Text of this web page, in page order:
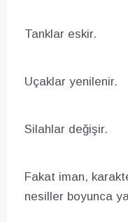
Tanklar eskir.
Uçaklar yenilenir.
Silahlar değişir.
Fakat iman,
nesiller boyunca